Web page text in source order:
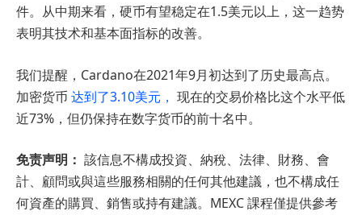
件。从中期来看，硬币有望稳定在1.5美元以上，这一趋势
表明其技术和基本面指标的改善。
我们提醒，Cardano在2021年9月初达到了历史最高点。
加密货币 达到了3.10美元， 现在的交易价格比这个水平低
近73%，但仍保持在数字货币的前十名中。
免责声明： 該信息不構成投資、納稅、法律、財務、會
計、顧問或與這些服務相關的任何其他建議，也不構成任
何資產的購買、銷售或持有建議。MEXC 課程僅提供參考